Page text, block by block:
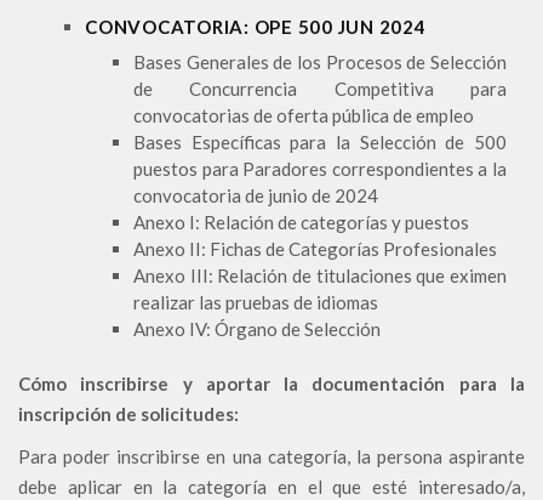
CONVOCATORIA: OPE 500 JUN 2024
Bases Generales de los Procesos de Selección
de Concurrencia Competitiva para
convocatorias de oferta pública de empleo
Bases Específicas para la Selección de 500
puestos para Paradores correspondientes a la
convocatoria de junio de 2024
Anexo I: Relación de categorías y puestos
Anexo II: Fichas de Categorías Profesionales
Anexo III: Relación de titulaciones que eximen
realizar las pruebas de idiomas
Anexo IV: Órgano de Selección
Cómo inscribirse y aportar la documentación para la
inscripción de solicitudes:
Para poder inscribirse en una categoría, la persona aspirante
debe aplicar en la categoría en el que esté interesado/a,